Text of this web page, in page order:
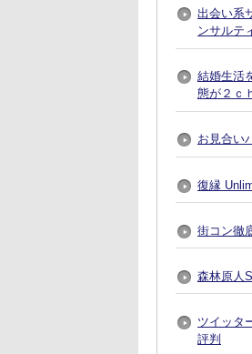
出会い系
ンサルテ
結婚生活
態が２ｃ
お見合い
復縁
街コン徹
森林原人
ツイッタ
評判